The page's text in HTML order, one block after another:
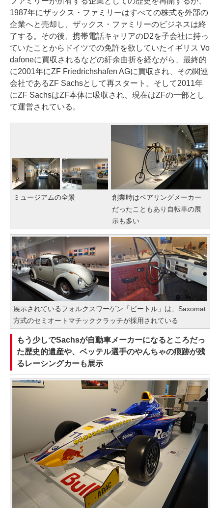
1987年にザックス・ファミリーはすべての株式を外部の
企業へと売却し、ザックス・ファミリーのビジネスは終
了する。その後、携帯電話キャリアのD2を子会社に持っ
ていたことからドイツでの免許を欲していたイギリス Vo
dafoneに買収されるなどの紆余曲折を経ながら、最終的
に2001年にZF Friedrichshafen AGに買収され、その関連
会社であるZF Sachsとして再スタート。そして2011年
にZF SachsはZF本体に吸収され、現在はZFの一部とし
て運営されている。
ミュージアムの全景
創業時はベアリングメーカー
だったこともあり自転車の展
示も多い
展示されているフォルクスワーゲン「ビートル」は、Saxomat
方式のセミオートマチッククラッチが採用されている
もう少しでSachsが自動車メーカーになるところだっ
た歴史的遺産や、ベッテル選手のやんちゃの痕跡が残
るレーシングカーも展示